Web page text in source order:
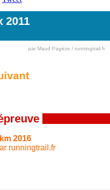
2011
par Maud Pagèze / runningtrail.fr
2016
runningtrail.fr